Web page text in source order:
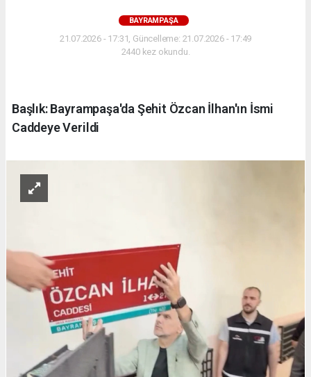
BAYRAMPAŞA
21.07.2026 - 17:31, Güncelleme: 21.07.2026 - 17:49
2440 kez okundu.
Başlık: Bayrampaşa'da Şehit Özcan İlhan'ın İsmi
Caddeye Verildi